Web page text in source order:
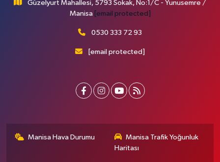
Güzelyurt Mahallesi, 5793 Sokak, No:1/C - Yunusemre /
Manisa [email protected]
0530 333 72 93
[email protected]
Manisa Hava Durumu
Manisa Trafik Yoğunluk
Haritası